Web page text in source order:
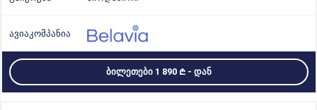
ᲑᲘᲚᲔᲗᲔᲑᲘ 1 890 - ᲓᲐᲜ